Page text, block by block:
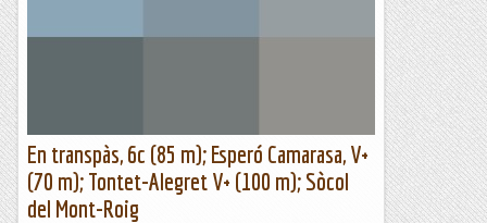
En transpàs, 6c (85 m); Esperó Camarasa, V+
(70 m); Tontet-Alegret V+ (100 m); Sòcol
del Mont-Roig